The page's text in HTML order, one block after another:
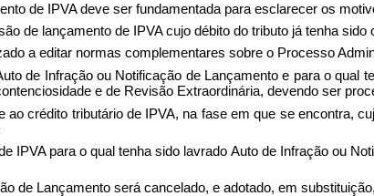
de IPVA deve ser fundamentada para esclarecer os
de lançamento de IPVA cujo débito do tributo já tenha sido
a editar normas complementares sobre o Processo
de Infração ou Notificação de Lançamento e para o
e de Revisão Extraordinária, devendo ser
crédito tributário de IPVA, na fase em que se encontra,
IPVA para o qual tenha sido lavrado Auto de Infração ou
de Lançamento será cancelado, e adotado, em